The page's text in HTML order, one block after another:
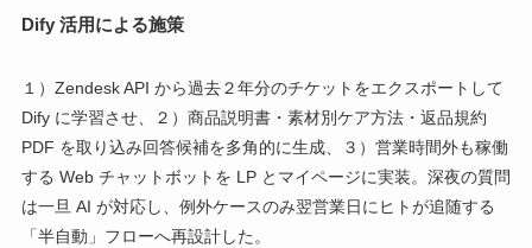
Dify 活用による施策
１）Zendesk API から過去２年分のチケットをエクスポートして
Dify に学習させ、２）商品説明書・素材別ケア方法・返品規約
PDF を取り込み回答候補を多角的に生成、３）営業時間外も稼働
する Web チャットボットを LP とマイページに実装。深夜の質問
は一旦 AI が対応し、例外ケースのみ翌営業日にヒトが追随する
「半自動」フローへ再設計した。